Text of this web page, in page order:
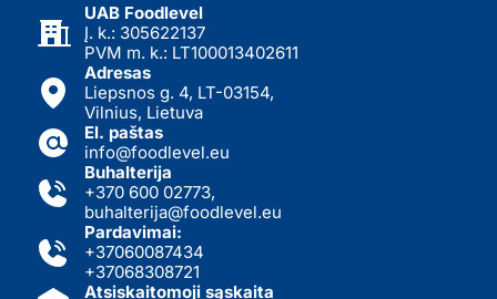
UAB Foodlevel
Į. k.: 305622137
PVM m. k.: LT100013402611
Adresas
Liepsnos g. 4, LT-03154,
Vilnius, Lietuva
El. paštas
info@foodlevel.eu
Buhalterija
+370 600 02773,
buhalterija@foodlevel.eu
Pardavimai:
+37060087434
+37068308721
Atsiskaitomoji sąskaita